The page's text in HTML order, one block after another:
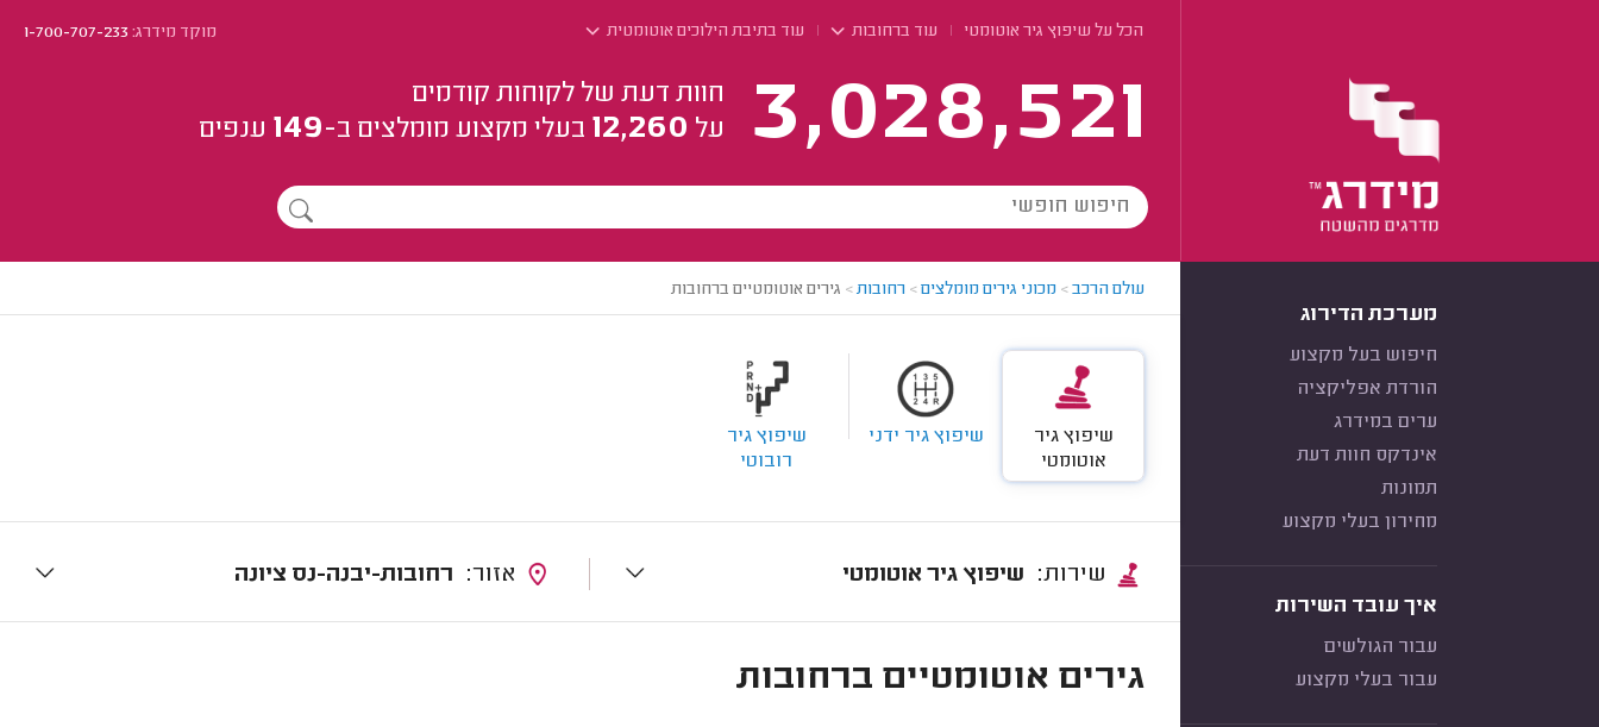
הכל על שיפוץ גיר אוטומטי עוד ברחובות עוד בתיבת הילוכים אוטומטית מוקד מידרג:1-700-707-233
3,028,521
חוות דעת של לקוחות קודמים
על 12,260 בעלי מקצוע מומלצים ב-149 ענפים
מערכת הדירוג
חיפוש בעל מקצוע
הורדת אפליקציה
ערים במידרג
אינדקס חוות דעת
תמונות
מחירון בעלי מקצוע
איך עובד השירות
עבור הגולשים
עבור בעלי מקצוע
עולם הרכב> מכוני גירים מומלצים> רחובות> גירים אוטומטיים ברחובות
שיפוץ גיר
אוטומטי
שיפוץ גיר ידני
שיפוץ גיר
רובוטי
שיפוץ גיר אוטומטי רחובות-יבנה-נס ציונה
גירים אוטומטיים ברחובות